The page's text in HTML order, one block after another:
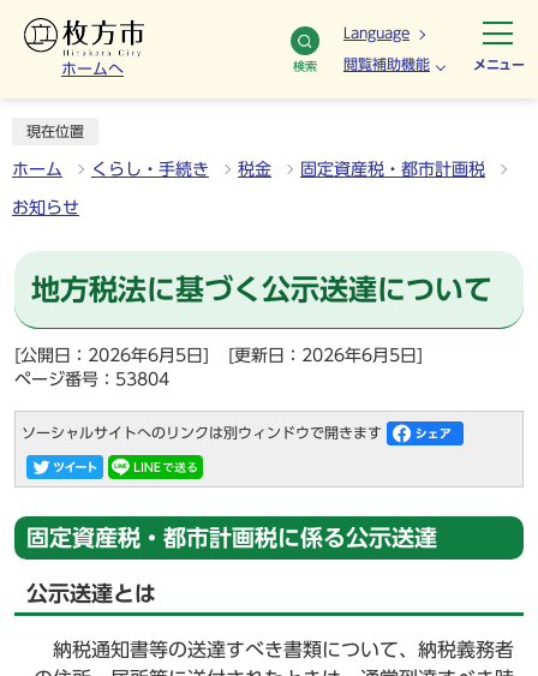
ホームへ 検索
Language
閲覧補助機能 メニュー
現在位置
ホーム くらし・手続き 税金 固定資産税・都市計画税
お知らせ
地方税法に基づく公示送達について
[公開日：2026年6月5日]
[更新日：2026年6月5日]
ページ番号：53804
ソーシャルサイトへのリンクは別ウィンドウで開きます
固定資産税・都市計画税に係る公示送達
公示送達とは
納税通知書等の送達すべき書類について、納税義務者